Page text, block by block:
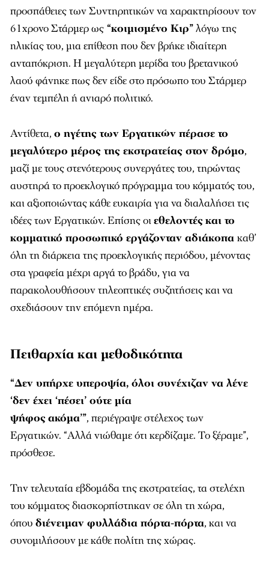
προσπάθειες των Συντηρητικών να χαρακτηρίσουν τον
61χρονο Στάρμερ ως “κοιμισμένο Κιρ”λόγω της
ηλικίας του, μια επίθεση που δεν βρήκε ιδιαίτερη
ανταπόκριση. Η μεγαλύτερη μερίδα του βρετανικού
λαού φάνηκε πως δεν είδε στο πρόσωπο του Στάρμερ
έναν τεμπέλη ή ανιαρό πολιτικό.
Αντίθετα, ο ηγέτης των Εργατικών πέρασε το
μεγαλύτερο μέρος της εκστρατείας στον δρόμο,
μαζί με τους στενότερους συνεργάτες του, τηρώντας
αυστηρά το προεκλογικό πρόγραμμα του κόμματός του,
και αξιοποιώντας κάθε ευκαιρία για να διαλαλήσει τις
ιδέες των Εργατικών. Επίσης οιεθελοντέςκαι το
κομματικό προσωπικό εργάζονταν αδιάκοπα καθ’
όλη τη διάρκεια της προεκλογικής περιόδου, μένοντας
στα γραφεία μέχρι αργά το βράδυ, για να
παρακολουθήσουν τηλεοπτικές συζητήσεις και να
σχεδιάσουν την επόμενη ημέρα.
Πειθαρχία και μεθοδικότητα
“Δεν υπήρχε υπεροψία, όλοι συνέχιζαν να λένε
‘δεν έχει ‘πέσει’ ούτε μία
ψήφοςακόμα’”, περιέγραψε στέλεχος των
Εργατικών. “Αλλά νιώθαμε ότι κερδίζαμε. Το ξέραμε”,
πρόσθεσε.
Την τελευταία εβδομάδα της εκστρατείας, τα στελέχη
του κόμματος διασκορπίστηκαν σε όλη τη χώρα,
όπου διένειμαν φυλλάδια πόρτα-πόρτα, και να
συνομιλήσουν με κάθε πολίτη της χώρας.